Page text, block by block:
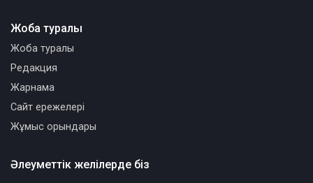
Әлеуметтік желілерде біз
Жоба туралы
Жоба туралы
Редакция
Жарнама
Сайт ережелері
Жұмыс орындары